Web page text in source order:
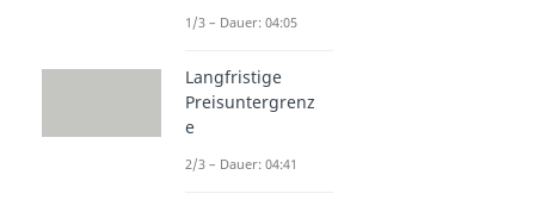
1/3 – Dauer: 04:05
Langfristige
Preisuntergrenz
e
2/3 – Dauer: 04:41